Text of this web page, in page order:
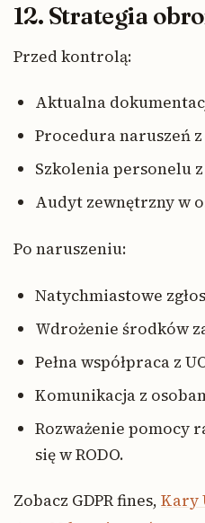
12. Strategia
Przed kontrolą:
Aktualna
Procedura naruszeń
Szkolenia personelu
Audyt zewnętrzny w
Po naruszeniu:
Natychmiastowe
Wdrożenie środków
Pełna współpraca z
Komunikacja z
Rozważenie pomocy
się w RODO.
Zobacz GDPR fines, Kary